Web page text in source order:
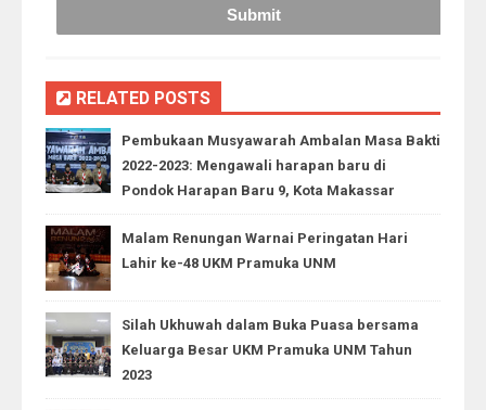
RELATED POSTS
Pembukaan Musyawarah Ambalan Masa Bakti
2022-2023: Mengawali harapan baru di
Pondok Harapan Baru 9, Kota Makassar
Malam Renungan Warnai Peringatan Hari
Lahir ke-48 UKM Pramuka UNM
Silah Ukhuwah dalam Buka Puasa bersama
Keluarga Besar UKM Pramuka UNM Tahun
2023